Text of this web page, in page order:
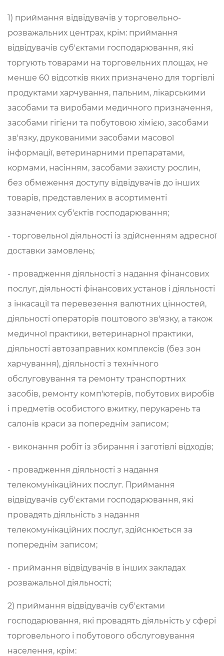
1) приймання відвідувачів у торговельно-
розважальних центрах, крім: приймання
відвідувачів суб'єктами господарювання, які
торгують товарами на торговельних площах, не
менше 60 відсотків яких призначено для торгівлі
продуктами харчування, пальним, лікарськими
засобами та виробами медичного призначення,
засобами гігієни та побутовою хімією, засобами
зв'язку, друкованими засобами масової
інформації, ветеринарними препаратами,
кормами, насінням, засобами захисту рослин,
без обмеження доступу відвідувачів до інших
товарів, представлених в асортименті
зазначених суб'єктів господарювання;
- торговельної діяльності із здійсненням адресної
доставки замовлень;
- провадження діяльності з надання фінансових
послуг, діяльності фінансових установ і діяльності
з інкасації та перевезення валютних цінностей,
діяльності операторів поштового зв'язку, а також
медичної практики, ветеринарної практики,
діяльності автозаправних комплексів (без зон
харчування), діяльності з технічного
обслуговування та ремонту транспортних
засобів, ремонту комп'ютерів, побутових виробів
і предметів особистого вжитку, перукарень та
салонів краси за попереднім записом;
- виконання робіт із збирання і заготівлі відходів;
- провадження діяльності з надання
телекомунікаційних послуг. Приймання
відвідувачів суб'єктами господарювання, які
провадять діяльність з надання
телекомунікаційних послуг, здійснюється за
попереднім записом;
- приймання відвідувачів в інших закладах
розважальної діяльності;
2) приймання відвідувачів суб'єктами
господарювання, які провадять діяльність у сфері
торговельного і побутового обслуговування
населення, крім: